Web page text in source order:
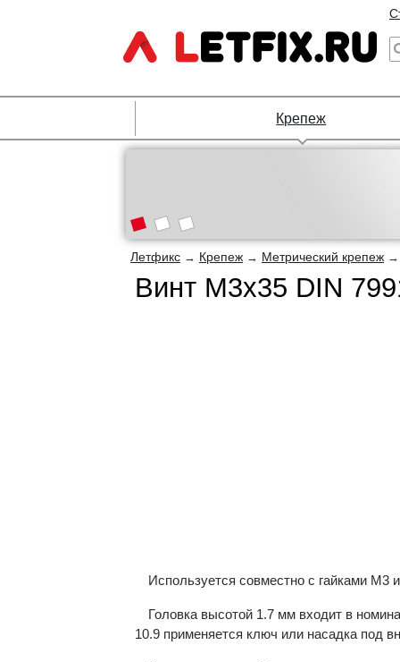
Крепеж
Летфикс → Крепеж → Метрический крепеж
Винт М3х35 DIN
Используется совместно с гайками
Головка высотой 1.7 мм входит в
10.9 применяется ключ или насадка под